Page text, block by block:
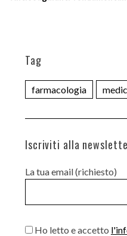
Tag
farmacologia
Iscriviti alla
La tua email (richiesto)
Ho letto e accetto